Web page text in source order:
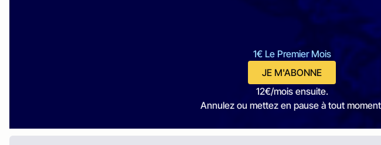
1€ Le Premier Mois
JE M'ABONNE
12€/mois ensuite.
Annulez ou mettez en pause à tout